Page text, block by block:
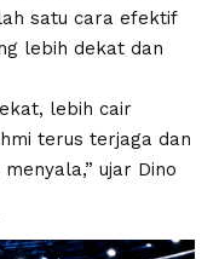
satu cara efektif
lebih dekat dan
lebih cair
terus terjaga dan
ujar Dino